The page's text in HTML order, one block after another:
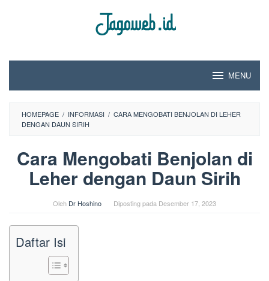
MENU
HOMEPAGE / INFORMASI / CARA MENGOBATI BENJOLAN DI LEHER
DENGAN DAUN SIRIH
Cara Mengobati Benjolan di
Leher dengan Daun Sirih
Oleh Dr Hoshino Diposting pada Desember 17, 2023
Daftar Isi